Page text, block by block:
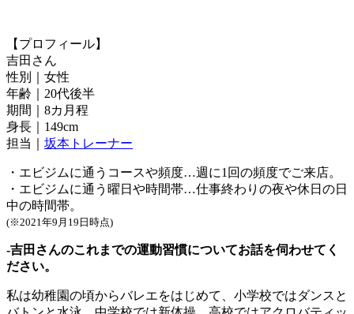
【プロフィール】
吉田さん
性別｜女性
年齢｜20代後半
期間｜8カ月程
身長｜149cm
担当｜ 坂本トレーナー
・エビジムに通うコースや頻度…週に1回の頻度でご来店。
・エビジムに通う曜日や時間帯…仕事終わりの夜や休日の日
中の時間帯。
(※2021年9月19日時点)
-吉田さんのこれまでの運動習慣についてお話を伺わせてく
ださい。
私は幼稚園の頃からバレエをはじめて、小学校ではダンスと